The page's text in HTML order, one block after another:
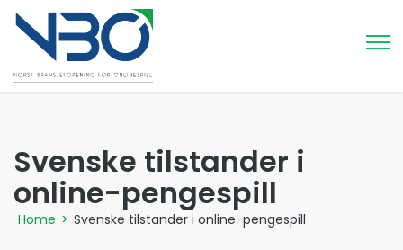
Svenske tilstander i
online-pengespill
Home > Svenske tilstander i online-pengespill